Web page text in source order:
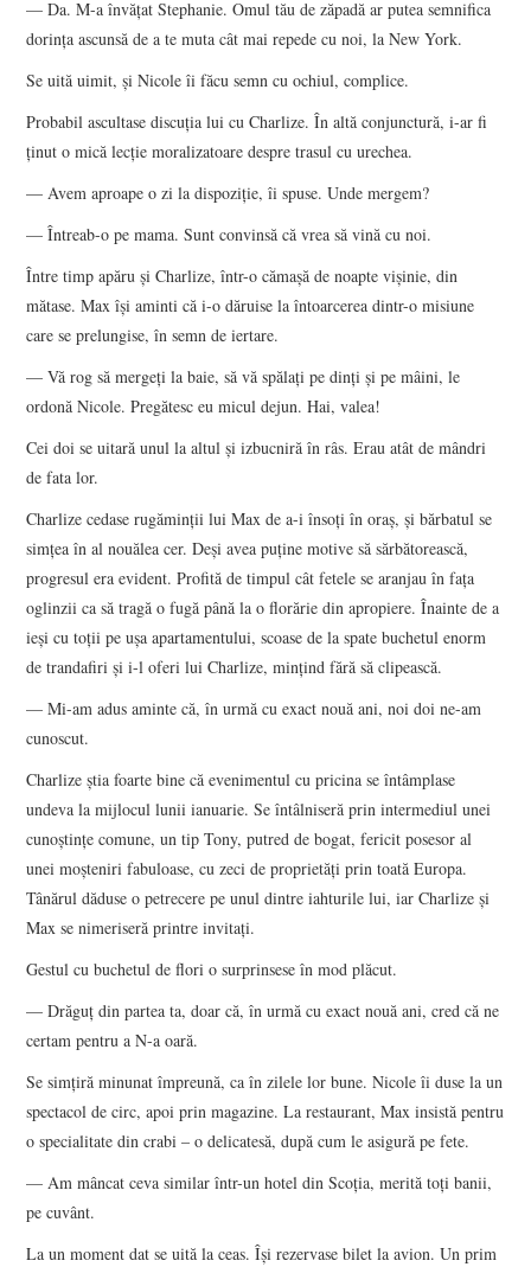
— Da. M-a învăţat Stephanie. Omul tău de zăpadă ar putea semnifica
dorinţa ascunsă de a te muta cât mai repede cu noi, la New York.
Se uită uimit, şi Nicole îi făcu semn cu ochiul, complice.
Probabil ascultase discuţia lui cu Charlize. În altă conjunctură, i-ar fi
ţinut o mică lecţie moralizatoare despre trasul cu urechea.
— Avem aproape o zi la dispoziţie, îi spuse. Unde mergem?
— Întreab-o pe mama. Sunt convinsă că vrea să vină cu noi.
Între timp apăru şi Charlize, într-o cămaşă de noapte vişinie, din
mătase. Max îşi aminti că i-o dăruise la întoarcerea dintr-o misiune
care se prelungise, în semn de iertare.
— Vă rog să mergeţi la baie, să vă spălaţi pe dinţi şi pe mâini, le
ordonă Nicole. Pregătesc eu micul dejun. Hai, valea!
Cei doi se uitară unul la altul şi izbucniră în râs. Erau atât de mândri
de fata lor.
Charlize cedase rugăminţii lui Max de a-i însoţi în oraş, şi bărbatul se
simţea în al nouălea cer. Deşi avea puţine motive să sărbătorească,
progresul era evident. Profită de timpul cât fetele se aranjau în faţa
oglinzii ca să tragă o fugă până la o florărie din apropiere. Înainte de a
ieşi cu toţii pe uşa apartamentului, scoase de la spate buchetul enorm
de trandafiri şi i-l oferi lui Charlize, minţind fără să clipească.
— Mi-am adus aminte că, în urmă cu exact nouă ani, noi doi ne-am
cunoscut.
Charlize ştia foarte bine că evenimentul cu pricina se întâmplase
undeva la mijlocul lunii ianuarie. Se întâlniseră prin intermediul unei
cunoştinţe comune, un tip Tony, putred de bogat, fericit posesor al
unei moşteniri fabuloase, cu zeci de proprietăţi prin toată Europa.
Tânărul dăduse o petrecere pe unul dintre iahturile lui, iar Charlize şi
Max se nimeriseră printre invitaţi.
Gestul cu buchetul de flori o surprinsese în mod plăcut.
— Drăguţ din partea ta, doar că, în urmă cu exact nouă ani, cred că ne
certam pentru a N-a oară.
Se simţiră minunat împreună, ca în zilele lor bune. Nicole îi duse la un
spectacol de circ, apoi prin magazine. La restaurant, Max insistă pentru
o specialitate din crabi – o delicatesă, după cum le asigură pe fete.
— Am mâncat ceva similar într-un hotel din Scoţia, merită toţi banii,
pe cuvânt.
La un moment dat se uită la ceas. Îşi rezervase bilet la avion. Un prim